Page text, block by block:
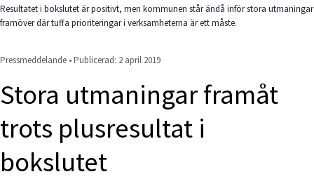
Resultatet i bokslutet är positivt, men kommunen står ändå inför stora utmaningar
framöver där tuffa prioriteringar i verksamheterna är ett måste.
Pressmeddelande • Publicerad: 2 april 2019
Stora utmaningar framåt
trots plusresultat i
bokslutet